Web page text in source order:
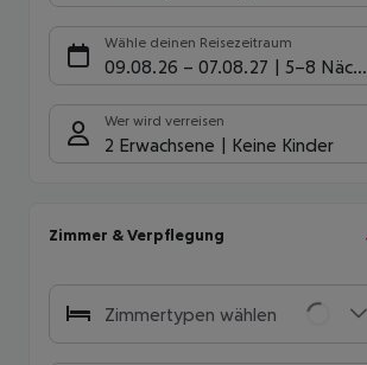
Wähle deinen Reisezeitraum
09.08.26 – 07.08.27 5-8 Nächte
Wer wird verreisen
2 Erwachsene Keine Kinder
Zimmer & Verpflegung
Zimmertypen wählen